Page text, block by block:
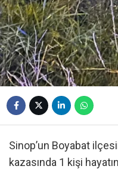
Sinop’un Boyabat
kazasında 1 kişi